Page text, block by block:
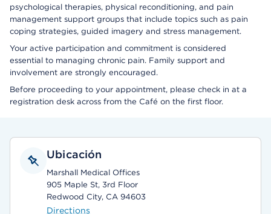
psychological therapies, physical reconditioning, and pain
management support groups that include topics such as pain
coping strategies, guided imagery and stress management.
Your active participation and commitment is considered
essential to managing chronic pain. Family support and
involvement are strongly encouraged.
Before proceeding to your appointment, please check in at a
registration desk across from the Café on the first floor.
Ubicación
Marshall Medical Offices
905 Maple St, 3rd Floor
Redwood City, CA 94603
Directions